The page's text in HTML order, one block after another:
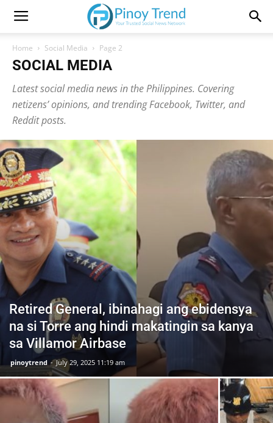
Home Social Media Page 2
SOCIAL MEDIA
Latest social media news in the Philippines. Covering
netizens’ opinions, and trending Facebook, Twitter, and
Reddit posts.
Retired General, ibinahagi ang ebidensya
na si Torre ang hindi makatingin sa kanya
sa Villamor Airbase
pinoytrend - July 29, 2025 11:19 am